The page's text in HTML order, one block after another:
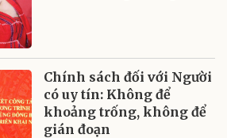
Chính sách đối với Người
có uy tín: Không để
khoảng trống, không để
gián đoạn